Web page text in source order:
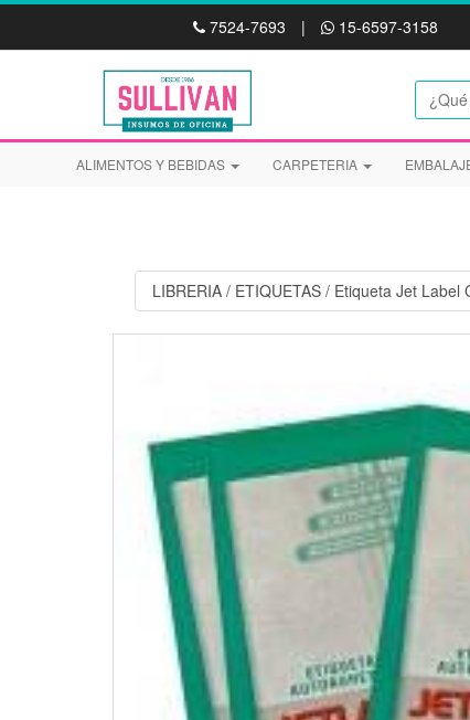
ALIMENTOS Y BEBIDAS CARPETERIA
7524-7693 | 15-6597-3158
LIBRERIA / ETIQUETAS / Etiqueta Jet Label